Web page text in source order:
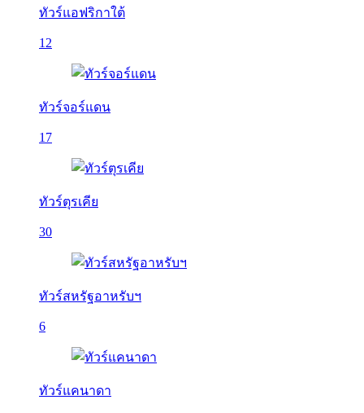
ทัวร์แอฟริกาใต้
12
ทัวร์จอร์แดน
17
ทัวร์ตุรเคีย
30
ทัวร์สหรัฐอาหรับฯ
6
ทัวร์แคนาดา